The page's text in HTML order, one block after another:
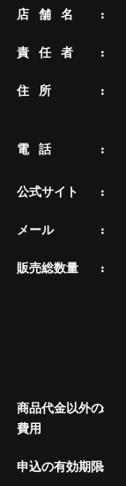
店 舗 名
責 任 者
住 所
電 話
公式サイト
メール
販売総数量
商品代金以外の
費用
申込の有効期限